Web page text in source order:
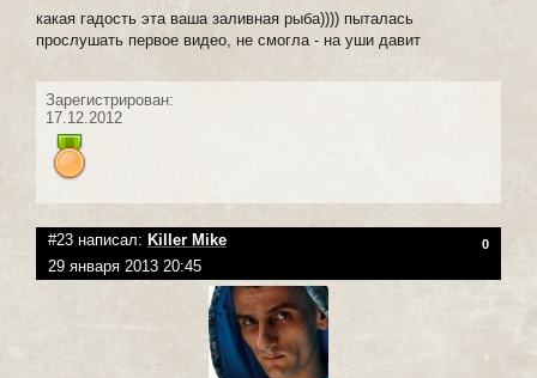
какая гадость эта ваша заливная рыба)))) пыталась
прослушать первое видео, не смогла - на уши давит
Зарегистрирован:
17.12.2012
#23 написал: Killer Mike 0
29 января 2013 20:45